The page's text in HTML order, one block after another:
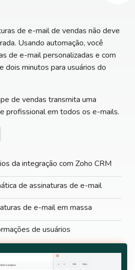
de e-mail de vendas não deve
Usando automação, você
de e-mail personalizadas e com
dois minutos para usuários do
de vendas transmita uma
profissional em todos os e-mails.
da integração com Zoho CRM
de assinaturas de e-mail
de e-mail em massa
de usuários